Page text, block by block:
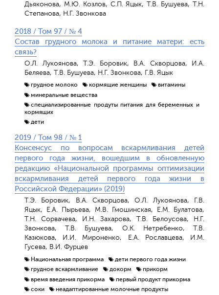
Дьяконова, М.Ю. Козлов, С.П. Яцык, Т.В. Бушуева, Т.Н.
Степанова, Н.Г. Звонкова
2018 / Том 97 / № 4
Состав грудного молока и питание матери: есть
связь?
О.Л. Лукоянова, Т.Э. Боровик, В.А. Скворцова, И.А.
Беляева, Т.В. Бушуева, Н.Г. Звонкова, Г.В. Яцык
грудное молоко кормящие женщины
витамины
минеральные вещества
специализированные продуты питания для беременных и
кормящих
дети
2019 / Том 98 / № 1
Консенсус по вопросам вскармливания детей
первого года жизни, вошедшим в обновленную
редакцию «Национальной программы оптимизации
вскармливания детей первого года жизни в
Российской Федерации» (2019)
Т.Э. Боровик, В.А. Скворцова, О.Л. Лукоянова, Г.В.
Яцык, Е.А. Пырьева, М.В. Гмошинская, Е.М. Булатова,
Т.Н. Сорвачева, И.Н. Захарова, Т.В. Белоусова, Н.Г.
Звонкова, Т.В. Бушуева, О.К. Нетребенко, Т.В.
Казюкова, И.И. Мироненко, Е.А. Рославцева, И.М.
Гусева, В.И. Фурцев
Национальная программа
дети первого года жизни
грудное вскармливание
докорм
прикорм
время введения прикорма
первый продукт прикорма
соки
неадаптированные молочные продукты